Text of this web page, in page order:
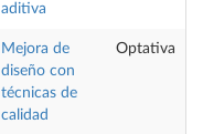
aditiva
Mejora de
diseño con
técnicas de
calidad
Optativa